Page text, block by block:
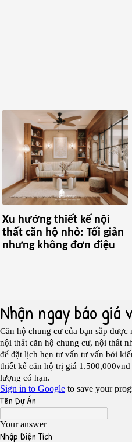
Xu hướng thiết kế nội
thất căn hộ nhỏ: Tối giản
nhưng không đơn điệu